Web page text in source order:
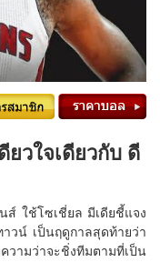
วใจเดียวกับ ดี
ส์ ใช้โซเชี่ยล มีเดียชี้แจง
าวน์ เป็นฤดูกาลสุดท้ายว่า
ามว่าจะชิ่งทีมตามที่เป็น